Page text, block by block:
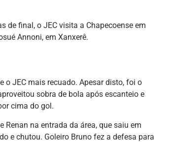
de final, o JEC visita a Chapecoense em
Annoni, em Xanxerê.
o JEC mais recuado. Apesar disto, foi o
sobra de bola após escanteio e
cima do gol.
Renan na entrada da área, que saiu em
e chutou. Goleiro Bruno fez a defesa para